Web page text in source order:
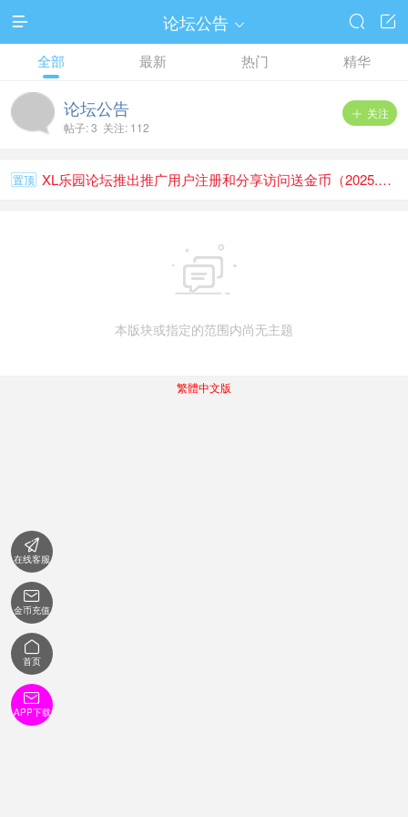
 论坛公告  

全部 最新 热门 精华
 关注
论坛公告
帖子: 3 关注: 112
置顶 XL乐园论坛推出推广用户注册和分享访问送金币（2025.1.1）

本版块或指定的范围内尚无主题
繁體中文版

在线客服

金币充值

首页

APP下载